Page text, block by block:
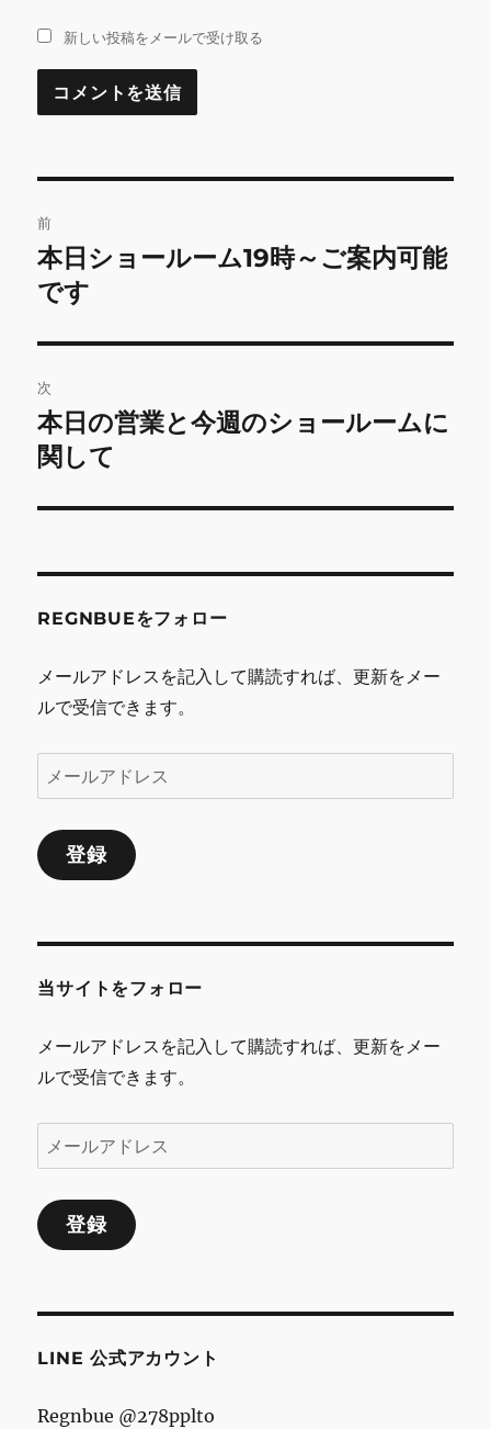
新しい投稿をメールで受け取る
稿
ナ
ビ
ゲ
ー
シ
ン
前
前
の
稿:
本日ショールーム19時～ご案内可能
です
次
次
の
稿:
本日の営業と今週のショールームに
関して
REGNBUEをフォロー
メールアドレスを記入して購読すれば、更新をメー
ルで受信できます。
ー
ル
ア
ス
登録
当サイトをフォロー
メールアドレスを記入して購読すれば、更新をメー
ルで受信できます。
ー
ル
ア
ス
登録
LINE 公式アカウント
Regnbue @278pplto